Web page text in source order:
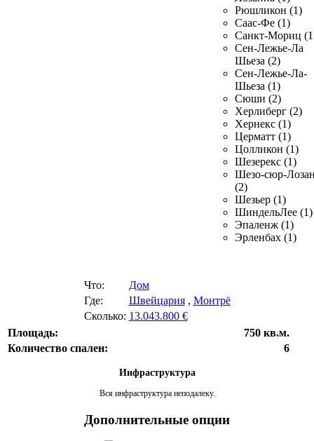
Рюшликон (1)
Саас-Фе (1)
Санкт-Мориц
Сен-Лежье-Ла
Шьеза (2)
Сен-Лежье-Ла-
Шьеза (1)
Сюши (2)
Херлиберг (2)
Хернекс (1)
Церматт (1)
Цолликон (1)
Шезерекс (1)
Шезо-сюр-
(2)
Шезьер (1)
ШиндельЛее (1)
Эпаленж (1)
Эрленбах (1)
Что:
Дом
Где:
Швейцария, Монтрё
Сколько: 13.043.800 €
Площадь:
750 кв.м.
Количество спален:
6
Инфраструктура
Вся инфраструктура неподалеку.
Дополнительные опции